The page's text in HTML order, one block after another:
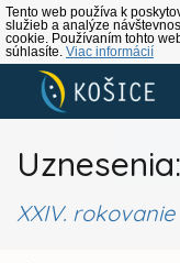
Tento web používa k
služieb a analýze
cookie. Používaním tohto
súhlasíte. Viac informácií
Uznesenia:
XXIV. rokovanie